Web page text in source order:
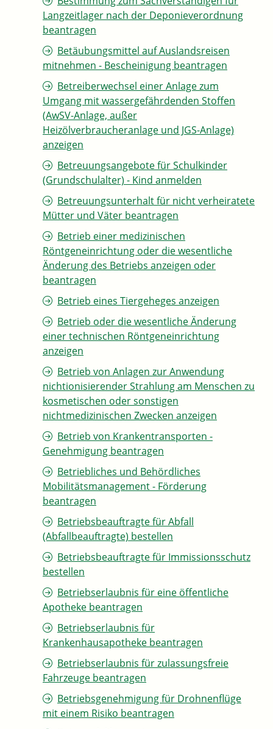
Langzeitlager nach der Deponieverordnung
beantragen
Betäubungsmittel auf Auslandsreisen
mitnehmen - Bescheinigung beantragen
Betreiberwechsel einer Anlage zum
Umgang mit wassergefährdenden Stoffen
(AwSV-Anlage, außer
Heizölverbraucheranlage und JGS-Anlage)
anzeigen
Betreuungsangebote für Schulkinder
(Grundschulalter) - Kind anmelden
Betreuungsunterhalt für nicht verheiratete
Mütter und Väter beantragen
Betrieb einer medizinischen
Röntgeneinrichtung oder die wesentliche
Änderung des Betriebs anzeigen oder
beantragen
Betrieb eines Tiergeheges anzeigen
Betrieb oder die wesentliche Änderung
einer technischen Röntgeneinrichtung
anzeigen
Betrieb von Anlagen zur Anwendung
nichtionisierender Strahlung am Menschen zu
kosmetischen oder sonstigen
nichtmedizinischen Zwecken anzeigen
Betrieb von Krankentransporten -
Genehmigung beantragen
Betriebliches und Behördliches
Mobilitätsmanagement - Förderung
beantragen
Betriebsbeauftragte für Abfall
(Abfallbeauftragte) bestellen
Betriebsbeauftragte für Immissionsschutz
bestellen
Betriebserlaubnis für eine öffentliche
Apotheke beantragen
Betriebserlaubnis für
Krankenhausapotheke beantragen
Betriebserlaubnis für zulassungsfreie
Fahrzeuge beantragen
Betriebsgenehmigung für Drohnenflüge
mit einem Risiko beantragen